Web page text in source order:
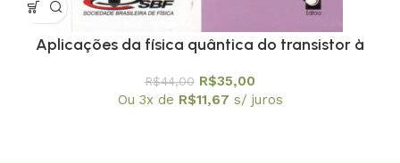
Aplicações da física quântica do transistor à
/ SBF
R$44,00 R$35,00
Ou 3x de R$11,67 s/ juros